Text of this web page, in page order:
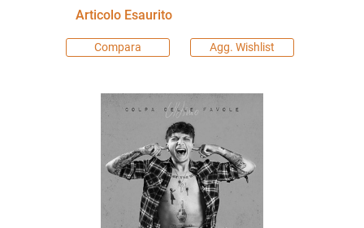
Articolo Esaurito
Compara Agg. Wishlist